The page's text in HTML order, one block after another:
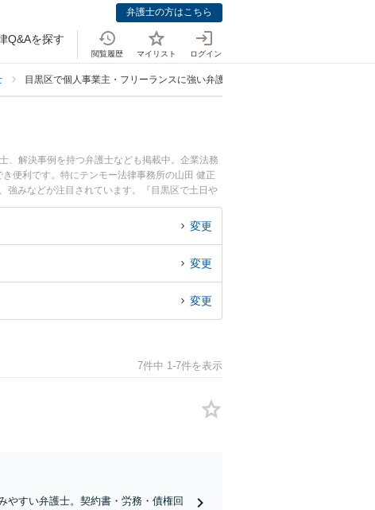
弁護士の方はこちら
Q&Aを探す
閲覧履歴 マイリスト ログイン
目黒区で個人事業主・フリーランスに強い弁護士
、解決事例を持つ弁護士なども掲載中。企業法務
便利です。特にテンモー法律事務所の山田 健正
強みなどが注目されています。『目黒区で土日や
決の実績豊富な近くの弁護士を検索したい』『初
すめです。
変更
変更
変更
7件中 1-7件を表示
やすい弁護士。契約書・労務・債権回